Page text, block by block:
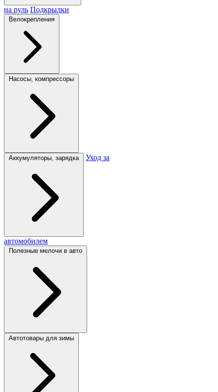
на руль Подкрылки
Велокрепления
Насосы, компрессоры
Аккумуляторы, зарядка Уход за
автомобилем
Полезные мелочи в авто
Автотовары для зимы